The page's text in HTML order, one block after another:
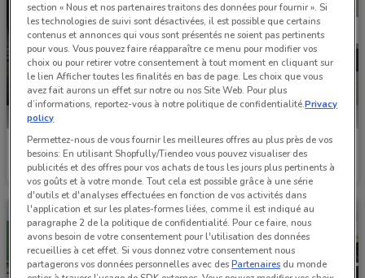
BMW
Valable jusqu'au 05/11 560 m
BMW
Valable jusqu'au 05/11 560 m
section « Nous et nos partenaires traitons des données pour fournir ». Si
les technologies de suivi sont désactivées, il est possible que certains
contenus et annonces qui vous sont présentés ne soient pas pertinents
pour vous. Vous pouvez faire réapparaître ce menu pour modifier vos
choix ou pour retirer votre consentement à tout moment en cliquant sur
le lien Afficher toutes les finalités en bas de page. Les choix que vous
avez fait aurons un effet sur notre ou nos Site Web. Pour plus
d’informations, reportez-vous à notre politique de confidentialité.Privacy
policy
Permettez-nous de vous fournir les meilleures offres au plus près de vos
besoins: En utilisant Shopfully/Tiendeo vous pouvez visualiser des
publicités et des offres pour vos achats de tous les jours plus pertinents à
vos goûts et à votre monde. Tout cela est possible grâce à une série
d'outils et d'analyses effectuées en fonction de vos activités dans
l'application et sur les plates-formes liées, comme il est indiqué au
paragraphe 2 de la politique de confidentialité. Pour ce faire, nous
avons besoin de votre consentement pour l'utilisation des données
recueillies à cet effet. Si vous donnez votre consentement nous
partagerons vos données personnelles avec desPartenaires du monde